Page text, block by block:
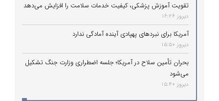
تقویت آموزش پزشکی، کیفیت خدمات سلامت را افزایش می‌دهد
دیروز 16:26
آمریکا برای نبردهای پهپادی آینده آمادگی ندارد
دیروز 15:50
بحران تأمین سلاح در آمریکا؛ جلسه اضطراری وزارت جنگ تشکیل
می‌شود
دیروز 15:40